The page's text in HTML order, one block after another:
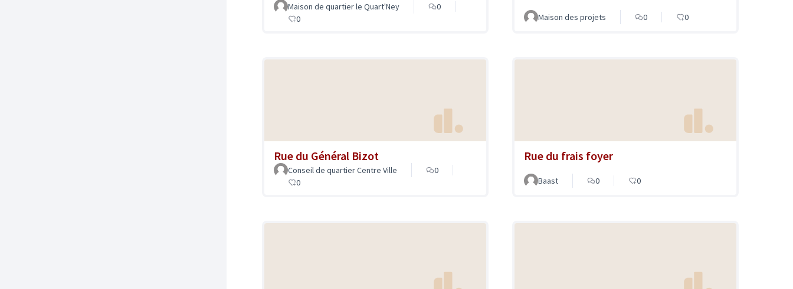
Maison de quartier le Quart'Ney
0
0
Maison des projets 0 0
Rue du Général Bizot
Conseil de quartier Centre Ville
0
0
Rue du frais foyer
Baast 0 0